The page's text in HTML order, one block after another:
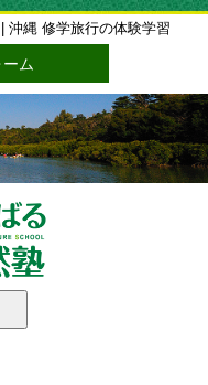
沖縄 修学旅行の体験学習
ム